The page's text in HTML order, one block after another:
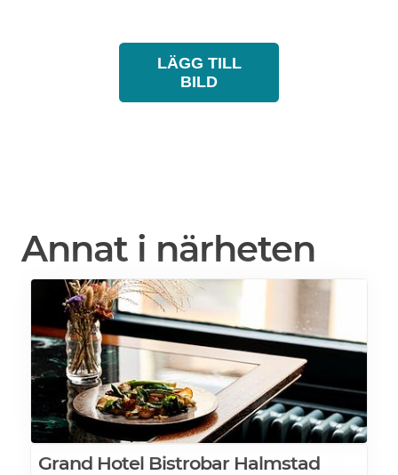
LÄGG TILL
BILD
Annat i närheten
Grand Hotel Bistrobar Halmstad